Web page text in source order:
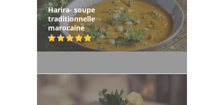
Harira- soupe
traditionnelle
marocaine